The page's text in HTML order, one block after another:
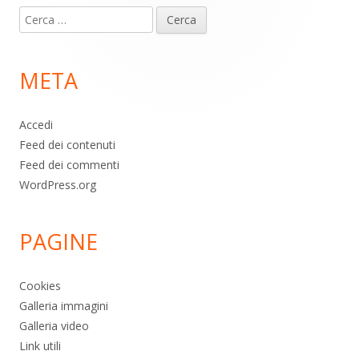
piè
pagina
Ricerca
per:
META
Accedi
Feed dei contenuti
Feed dei commenti
WordPress.org
PAGINE
Cookies
Galleria immagini
Galleria video
Link utili